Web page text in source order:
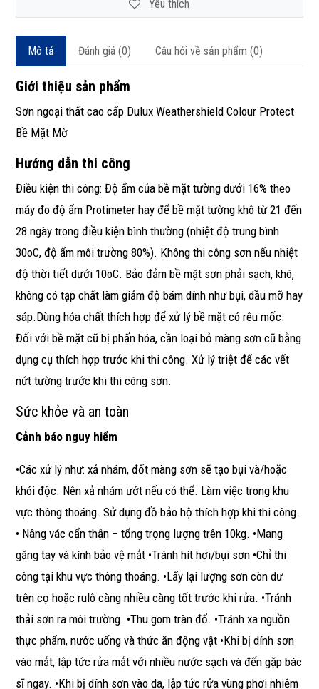
Yêu thích
Mô tả Đánh giá (0) Câu hỏi về sản phẩm (0)
Giới thiệu sản phẩm
Sơn ngoại thất cao cấp Dulux Weathershield Colour Protect
Bề Mặt Mờ
Hướng dẫn thi công
Điều kiện thi công: Độ ẩm của bề mặt tường dưới 16% theo
máy đo độ ẩm Protimeter hay để bề mặt tường khô từ 21 đến
28 ngày trong điều kiện bình thường (nhiệt độ trung bình
30oC, độ ẩm môi trường 80%). Không thi công sơn nếu nhiệt
độ thời tiết dưới 10oC. Bảo đảm bề mặt sơn phải sạch, khô,
không có tạp chất làm giảm độ bám dính như bụi, dầu mỡ hay
sáp.Dùng hóa chất thích hợp để xử lý bề mặt có rêu mốc.
Đối với bề mặt cũ bị phấn hóa, cần loại bỏ màng sơn cũ bằng
dụng cụ thích hợp trước khi thi công. Xử lý triệt để các vết
nứt tường trước khi thi công sơn.
Sức khỏe và an toàn
Cảnh báo nguy hiểm
•Các xử lý như: xả nhám, đốt màng sơn sẽ tạo bụi và/hoặc
khói độc. Nên xả nhám ướt nếu có thể. Làm việc trong khu
vực thông thoáng. Sử dụng đồ bảo hộ thích hợp khi thi công.
• Nâng vác cẩn thận – tổng trọng lượng trên 10kg. •Mang
găng tay và kính bảo vệ mắt •Tránh hít hơi/bụi sơn •Chỉ thi
công tại khu vực thông thoáng. •Lấy lại lượng sơn còn dư
trên cọ hoặc rulô càng nhiều càng tốt trước khi rửa. •Tránh
thải sơn ra môi trường. •Thu gom tràn đổ. •Tránh xa nguồn
thực phẩm, nước uống và thức ăn động vật •Khi bị dính sơn
vào mắt, lập tức rửa mắt với nhiều nước sạch và đến gặp bác
sĩ ngay. •Khi bị dính sơn vào da, lập tức rửa vùng phơi nhiễm